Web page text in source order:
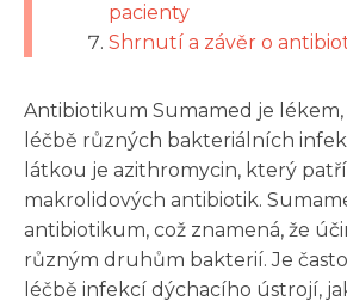
pacienty
Shrnutí a závěr o
Antibiotikum Sumamed je
léčbě různých bakteriálních
látkou je azithromycin, který
makrolidových antibiotik.
antibiotikum, což znamená, že
různým druhům bakterií. Je
léčbě infekcí dýchacího ústrojí,